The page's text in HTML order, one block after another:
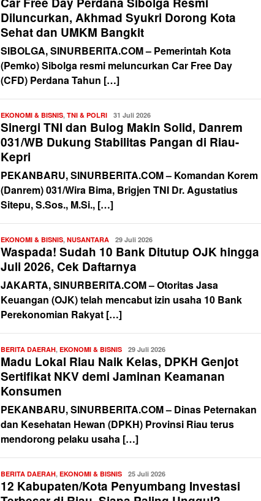
Diluncurkan, Akhmad Syukri Dorong Kota
Sehat dan UMKM Bangkit
SIBOLGA, SINURBERITA.COM – Pemerintah Kota
(Pemko) Sibolga resmi meluncurkan Car Free Day
(CFD) Perdana Tahun […]
EKONOMI & BISNIS, TNI & POLRI Redaksi
31 Juli 2026
Sinergi TNI dan Bulog Makin Solid, Danrem
031/WB Dukung Stabilitas Pangan di Riau-
Kepri
PEKANBARU, SINURBERITA.COM – Komandan Korem
(Danrem) 031/Wira Bima, Brigjen TNI Dr. Agustatius
Sitepu, S.Sos., M.Si., […]
EKONOMI & BISNIS, NUSANTARA Redaksi
29 Juli 2026
Waspada! Sudah 10 Bank Ditutup OJK hingga
Juli 2026, Cek Daftarnya
JAKARTA, SINURBERITA.COM – Otoritas Jasa
Keuangan (OJK) telah mencabut izin usaha 10 Bank
Perekonomian Rakyat […]
BERITA DAERAH, EKONOMI & BISNIS Redaksi
29 Juli 2026
Madu Lokal Riau Naik Kelas, DPKH Genjot
Sertifikat NKV demi Jaminan Keamanan
Konsumen
PEKANBARU, SINURBERITA.COM – Dinas Peternakan
dan Kesehatan Hewan (DPKH) Provinsi Riau terus
mendorong pelaku usaha […]
BERITA DAERAH, EKONOMI & BISNIS Redaksi
25 Juli 2026
12 Kabupaten/Kota Penyumbang Investasi